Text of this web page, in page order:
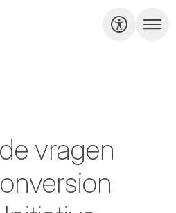
vragen